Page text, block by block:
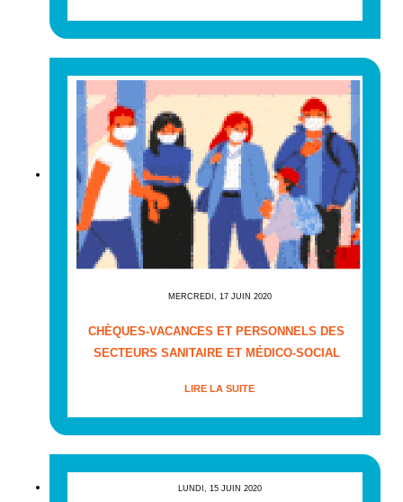
MERCREDI, 17 JUIN 2020
CHÈQUES-VACANCES ET PERSONNELS DES
SECTEURS SANITAIRE ET MÉDICO-SOCIAL
LIRE LA SUITE
LUNDI, 15 JUIN 2020